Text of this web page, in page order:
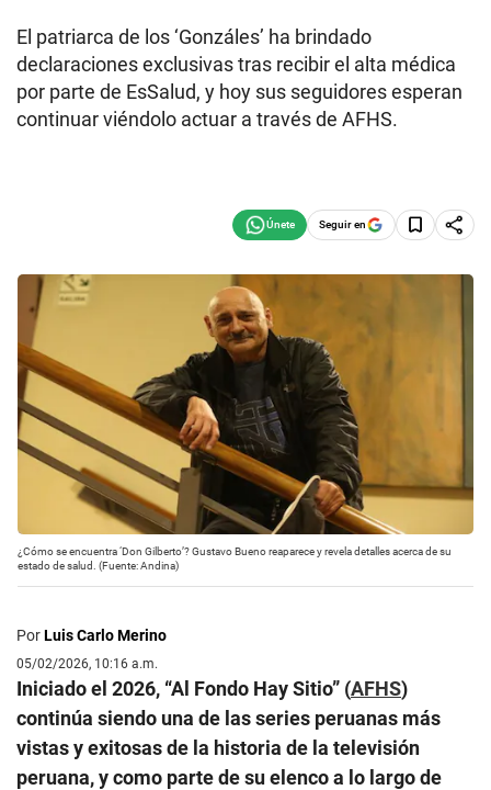
El patriarca de los ‘Gonzáles’ ha brindado
declaraciones exclusivas tras recibir el alta médica
por parte de EsSalud, y hoy sus seguidores esperan
continuar viéndolo actuar a través de AFHS.
Seguir en
¿Cómo se encuentra ‘Don Gilberto’? Gustavo Bueno reaparece y revela detalles acerca de su
estado de salud. (Fuente: Andina)
PorLuis Carlo Merino
05/02/2026, 10:16 a.m.
Iniciado el 2026, “Al Fondo Hay Sitio” (AFHS)
continúa siendo una de las series peruanas más
vistas y exitosas de la historia de la televisión
peruana, y como parte de su elenco a lo largo de